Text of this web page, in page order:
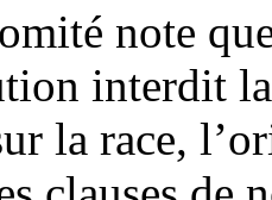
note
interdit
la race,